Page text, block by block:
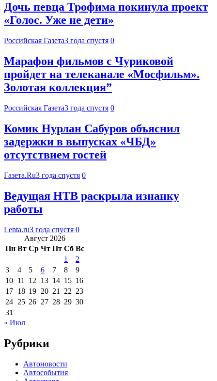
Дочь певца Трофима покинула проект
«Голос. Уже не дети»
Российская Газета3 года спустя 0
Марафон фильмов с Чуриковой
пройдет на телеканале «Мосфильм».
Золотая коллекция”
Российская Газета3 года спустя 0
Комик Нурлан Сабуров объяснил
задержки в выпусках «ЧБД»
отсутствием гостей
Газета.Ru3 года спустя 0
Ведущая НТВ раскрыла изнанку
работы
Lenta.ru3 года спустя 0
Август 2026
Пн Вт Ср Чт Пт Сб Вс
1
2
3
4 5 6 7 8
9
10 11 12 13 14 15 16
17 18 19 20 21 22 23
24 25 26 27 28 29 30
31
« Июл
Рубрики
Автоновости
Автособытия